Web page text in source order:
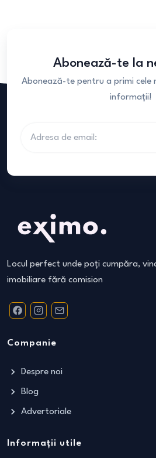
Abonează-te la
Abonează-te pentru a primi cele
informații!
Locul perfect unde poți cumpăra,
imobiliare fără comision
Companie
Despre noi
Blog
Advertoriale
Informații utile